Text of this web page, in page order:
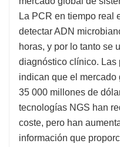
La PCR en tiempo real
detectar ADN
horas, y por lo tanto se
diagnóstico clínico. Las
indican que el
35 000 millones de
tecnologías NGS han
coste, pero han
información que